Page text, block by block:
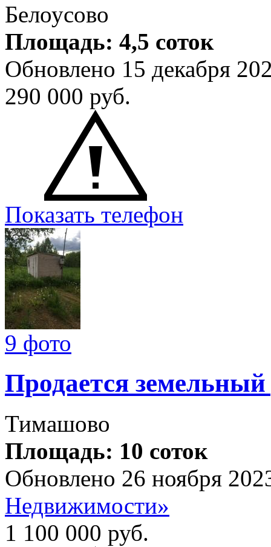
Белоусово
Площадь: 4,5 соток
Обновлено 15 декабря
290 000 руб.
Показать телефон
9 фото
Продается земельный
Тимашово
Площадь: 10 соток
Обновлено 26 ноября
Недвижимости»
1 100 000 руб.